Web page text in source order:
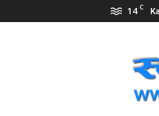
14 C